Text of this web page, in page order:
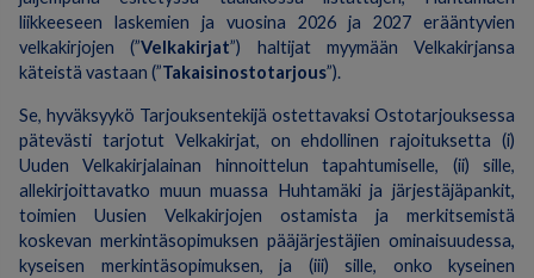
liikkeeseen laskemien ja vuosina 2026 ja 2027 erääntyvien
velkakirjojen (”Velkakirjat”) haltijat myymään Velkakirjansa
käteistä vastaan (”Takaisinostotarjous”).
Se, hyväksyykö Tarjouksentekijä ostettavaksi Ostotarjouksessa
pätevästi tarjotut Velkakirjat, on ehdollinen rajoituksetta (i)
Uuden Velkakirjalainan hinnoittelun tapahtumiselle, (ii) sille,
allekirjoittavatko muun muassa Huhtamäki ja järjestäjäpankit,
toimien Uusien Velkakirjojen ostamista ja merkitsemistä
koskevan merkintäsopimuksen pääjärjestäjien ominaisuudessa,
kyseisen merkintäsopimuksen, ja (iii) sille, onko kyseinen